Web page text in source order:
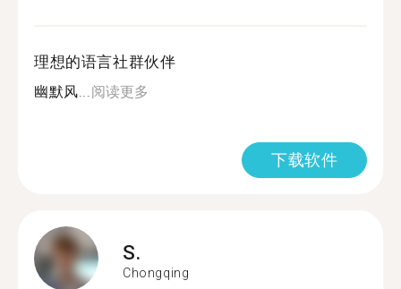
理想的语言社群伙伴
幽默风...阅读更多
下载软件
S.
Chongqing